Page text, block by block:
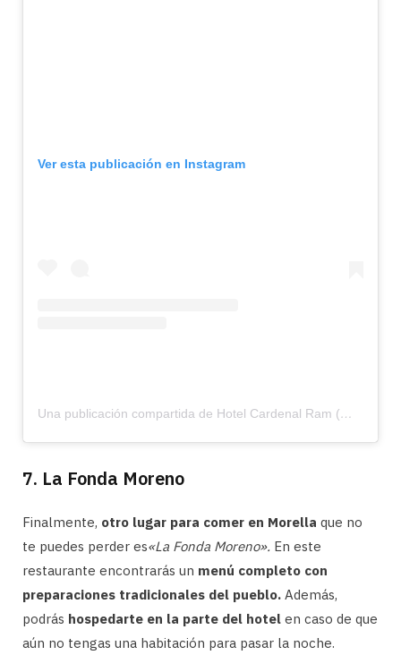
Ver esta publicación en Instagram
Una publicación compartida de Hotel Cardenal Ram (@cardenalram)
7. La Fonda Moreno
Finalmente, otro lugar para comer en Morella que no
te puedes perder es«La Fonda Moreno». En este
restaurante encontrarás un menú completo con
preparaciones tradicionales del pueblo. Además,
podrás hospedarte en la parte del hotel en caso de que
aún no tengas una habitación para pasar la noche.